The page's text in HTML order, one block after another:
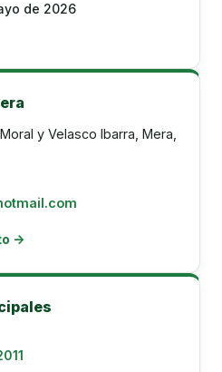
de 2026
y Velasco Ibarra, Mera,
→